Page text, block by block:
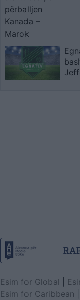
Esim for Global
Esim for Caribbean